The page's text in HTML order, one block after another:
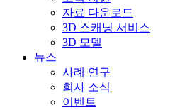
자료 다운로드
3D 스캐닝 서비스
3D 모델
뉴스
사례 연구
회사 소식
이벤트